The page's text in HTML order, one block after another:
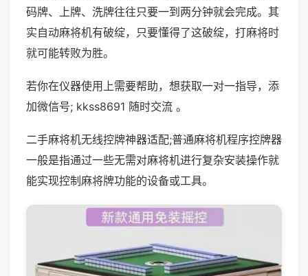
码牌、上牌、洗牌往往只要一到两分钟就会完成。其
实自动麻将机有破绽，只要懂得了这破绽，打麻将时
就可能转败为胜。
若你在仪器使用上需要帮助，想获取一对一指导，添
加微信号; kkss8691 随时交流 。
二手麻将机无线控牌神器适配;普通麻将机程序控牌器
一般是指通过一些无需对麻将机进行复杂安装操作就
能实现控制麻将牌功能的设备或工具。